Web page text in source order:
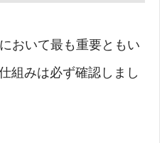
おいて最も重要ともい
組みは必ず確認しまし